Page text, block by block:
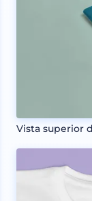
Vista superior